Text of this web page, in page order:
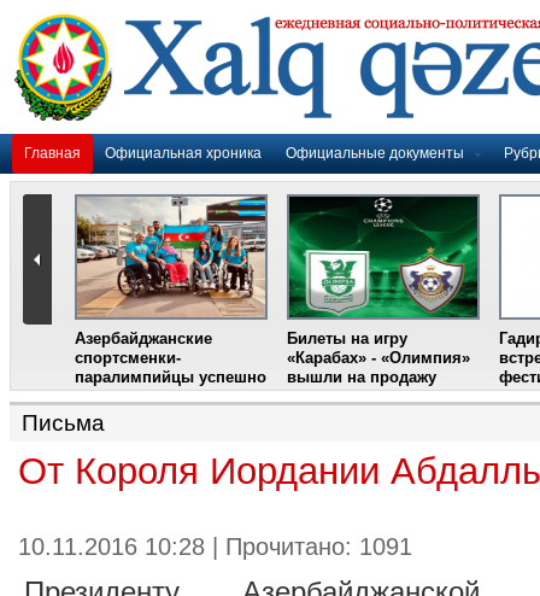
Главная Официальная хроника Официальные документы
Азербайджанские
спортсменки-
паралимпийцы успешно
выступили на III
Международном
фестивале парашютного
спорта
Билеты на игру
«Карабах» - «Олимпия»
вышли на продажу
Письма
От Короля Иордании
10.11.2016 10:28 | Прочитано: 1091